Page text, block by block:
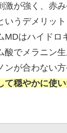
激が強く、赤
いうデメリッ
MDはハイドロ
酸でメラニン
が合わない方
て穏やかに使